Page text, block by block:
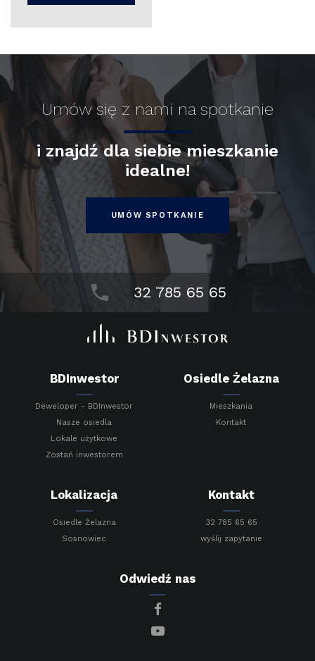
Umów się z nami na spotkanie
i znajdź dla siebie mieszkanie
idealne!
UMÓW SPOTKANIE
32 785 65 65
BDInwestor
Deweloper - BDInwestor
Nasze osiedla
Lokale użytkowe
Zostań inwestorem
Osiedle Żelazna
Mieszkania
Kontakt
Lokalizacja
Osiedle Żelazna
Sosnowiec
Kontakt
32 785 65 65
wyślij zapytanie
Odwiedź nas